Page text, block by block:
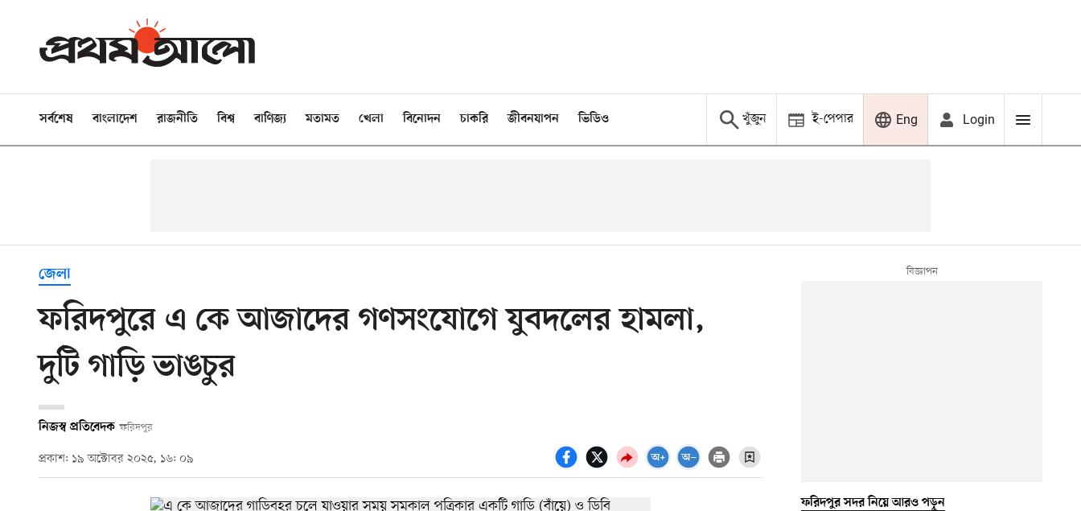
সর্বশেষ বাংলাদেশ রাজনীতি বিশ্ব বাণিজ্য মতামত খেলা বিনোদন চাকরি জীবনযাপন ভিডিও খুঁজুন ই-পেপার Eng Login
জেলা
ফরিদপুরে এ কে আজাদের গণসংযোগে যুবদলের হামলা,
দুটি গাড়ি ভাঙচুর
নিজস্ব প্রতিবেদক ফরিদপুর
প্রকাশ: ১৯ অক্টোবর ২০২৫, ১৬: ০৯
ফরিদপুর সদর নিয়ে আরও পড়ুন